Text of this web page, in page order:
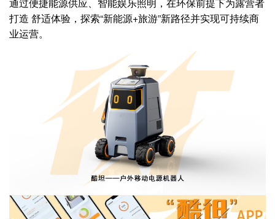
打造 舒适体验，探索“新能源+旅游”新路径并实现可持续商
业运营。